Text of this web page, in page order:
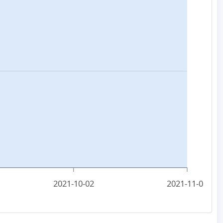
2021-10-02 2021-11-08